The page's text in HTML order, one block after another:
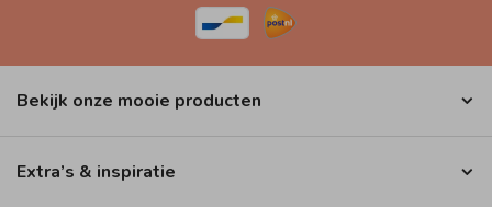
Bekijk onze mooie producten
Extra’s & inspiratie